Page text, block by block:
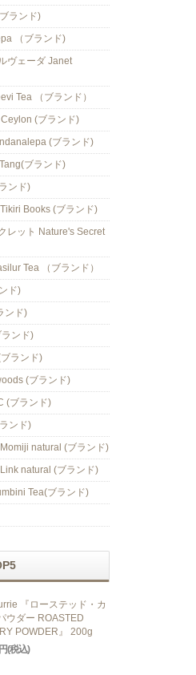
ランド)
（ブランド)
ヴェーダ Janet
Tea （ブランド）
(ブランド)
(ブランド)
ブランド)
ンド)
Books (ブランド)
レット Nature's Secret
Tea （ブランド）
ド)
ンド)
ンド)
ランド)
(ブランド)
(ブランド)
ンド)
natural (ブランド)
natural (ブランド)
Tea(ブランド)
『ローステッド・カ
ウダー ROASTED
POWDER』 200g
(税込)